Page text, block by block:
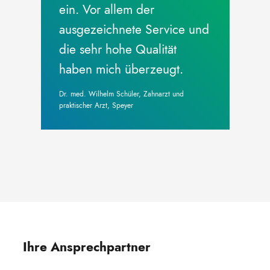
ein. Vor allem der
ausgezeichnete Service und
die sehr hohe Qualität
haben mich überzeugt.
Dr. med. Wilhelm Schüler, Zahnarzt und
praktischer Arzt, Speyer
Ihre Ansprechpartner